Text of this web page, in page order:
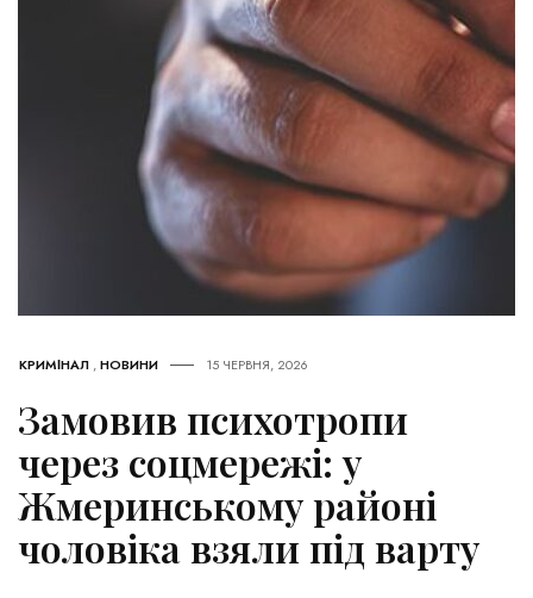
КРИМІНАЛ ,НОВИНИ 15 ЧЕРВНЯ, 2026
Замовив психотропи
через соцмережі: у
Жмеринському районі
чоловіка взяли під варту